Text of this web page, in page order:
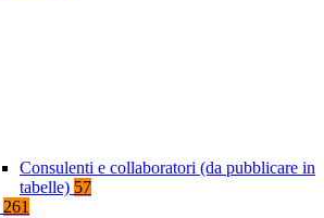
Consulenti e collaboratori (da pubblicare in
tabelle) 57
261